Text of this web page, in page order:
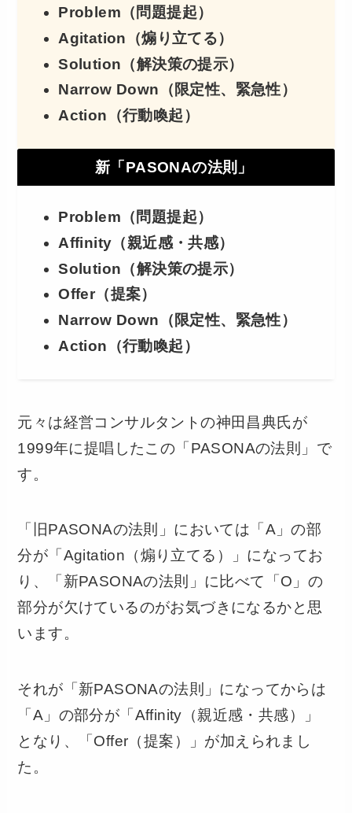
Problem（問題提起）
Agitation（煽り立てる）
Solution（解決策の提示）
Narrow Down（限定性、緊急性）
Action（行動喚起）
新「PASONAの法則」
Problem（問題提起）
Affinity（親近感・共感）
Solution（解決策の提示）
Offer（提案）
Narrow Down（限定性、緊急性）
Action（行動喚起）
元々は経営コンサルタントの神田昌典氏が
1999年に提唱したこの「PASONAの法則」で
す。
「旧PASONAの法則」においては「A」の部
分が「Agitation（煽り立てる）」になってお
り、「新PASONAの法則」に比べて「O」の
部分が欠けているのがお気づきになるかと思
います。
それが「新PASONAの法則」になってからは
「A」の部分が「Affinity（親近感・共感）」
となり、「Offer（提案）」が加えられまし
た。